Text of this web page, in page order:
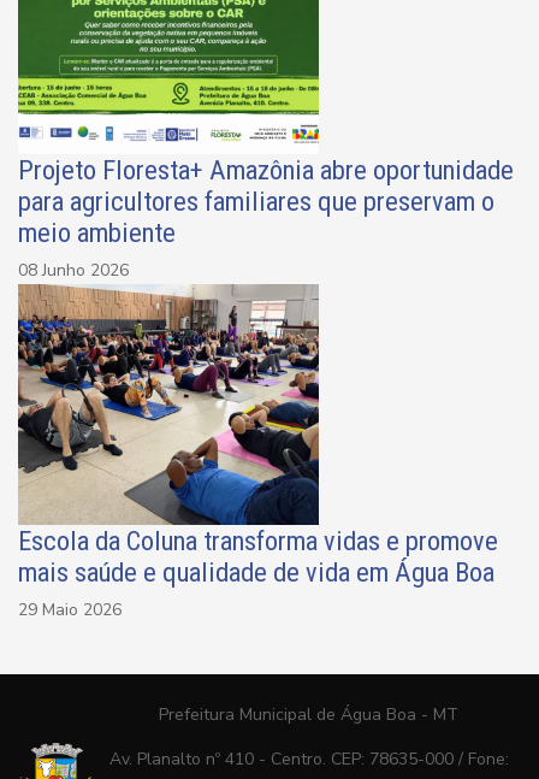
Projeto Floresta+ Amazônia abre oportunidade
para agricultores familiares que preservam o
meio ambiente
08 Junho 2026
Escola da Coluna transforma vidas e promove
mais saúde e qualidade de vida em Água Boa
29 Maio 2026
Prefeitura Municipal de Água Boa - MT
Av. Planalto nº 410 - Centro. CEP: 78635-000 / Fone: